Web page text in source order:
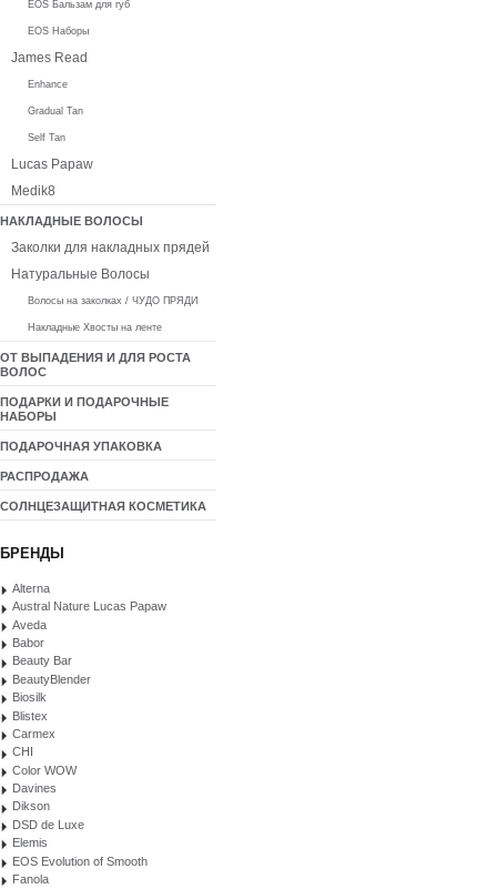
EOS Бальзам для губ
EOS Наборы
James Read
Enhance
Gradual Tan
Self Tan
Lucas Papaw
Medik8
НАКЛАДНЫЕ ВОЛОСЫ
Заколки для накладных прядей
Натуральные Волосы
Волосы на заколках / ЧУДО ПРЯДИ
Накладные Хвосты на ленте
ОТ ВЫПАДЕНИЯ И ДЛЯ РОСТА
ВОЛОС
ПОДАРКИ И ПОДАРОЧНЫЕ
НАБОРЫ
ПОДАРОЧНАЯ УПАКОВКА
РАСПРОДАЖА
СОЛНЦЕЗАЩИТНАЯ КОСМЕТИКА
БРЕНДЫ
Alterna
Austral Nature Lucas Papaw
Aveda
Babor
Beauty Bar
BeautyBlender
Biosilk
Blistex
Carmex
CHI
Color WOW
Davines
Dikson
DSD de Luxe
Elemis
EOS Evolution of Smooth
Fanola